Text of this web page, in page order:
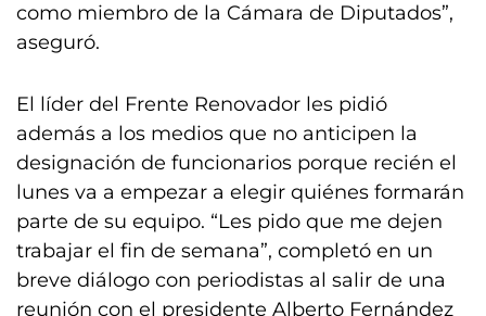
como miembro de la Cámara de Diputados”,
aseguró.
El líder del Frente Renovador les pidió
además a los medios que no anticipen la
designación de funcionarios porque recién el
lunes va a empezar a elegir quiénes formarán
parte de su equipo. “Les pido que me dejen
trabajar el fin de semana”, completó en un
breve diálogo con periodistas al salir de una
reunión con el presidente Alberto Fernández